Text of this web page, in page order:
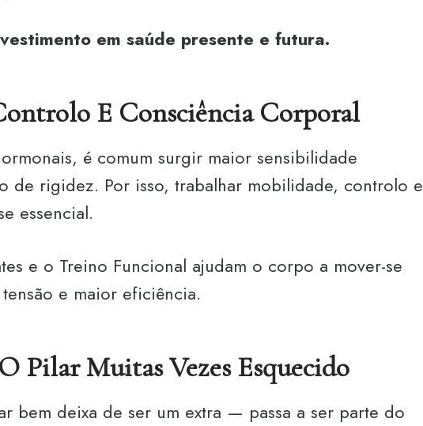
em saúde presente e futura.
E Consciência Corporal
é comum surgir maior sensibilidade
de rigidez. Por isso, trabalhar mobilidade, controlo e
essencial.
e o Treino Funcional ajudam o corpo a mover-se
e maior eficiência.
Pilar Muitas Vezes Esquecido
bem deixa de ser um extra — passa a ser parte do